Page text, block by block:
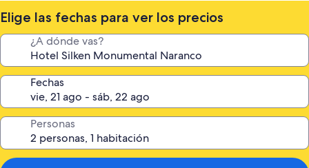
Elige las fechas para ver los precios
¿A dónde vas?
Fechas
Personas